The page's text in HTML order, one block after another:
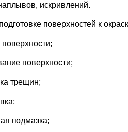
искривлений.
поверхностей к
поверхности;
поверхности;
трещин;
подмазка;